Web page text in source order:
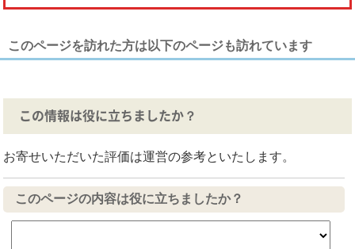
このページを訪れた方は以下のページも訪れています
この情報は役に立ちましたか？
お寄せいただいた評価は運営の参考といたします。
このページの内容は役に立ちましたか？